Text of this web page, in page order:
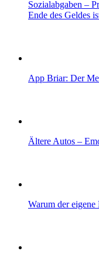
Sozialabgaben –
Ende des Geldes
App Briar: Der
Ältere Autos –
Warum der